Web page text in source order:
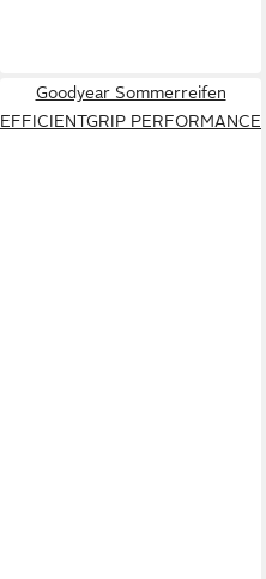
Goodyear Sommerreifen
EFFICIENTGRIP PERFORMANCE